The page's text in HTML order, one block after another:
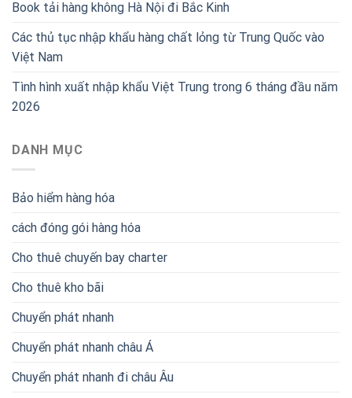
Book tải hàng không Hà Nội đi Bắc Kinh
Các thủ tục nhập khẩu hàng chất lỏng từ Trung Quốc vào
Việt Nam
Tình hình xuất nhập khẩu Việt Trung trong 6 tháng đầu năm
2026
DANH MỤC
Bảo hiểm hàng hóa
cách đóng gói hàng hóa
Cho thuê chuyến bay charter
Cho thuê kho bãi
Chuyển phát nhanh
Chuyển phát nhanh châu Á
Chuyển phát nhanh đi châu Âu